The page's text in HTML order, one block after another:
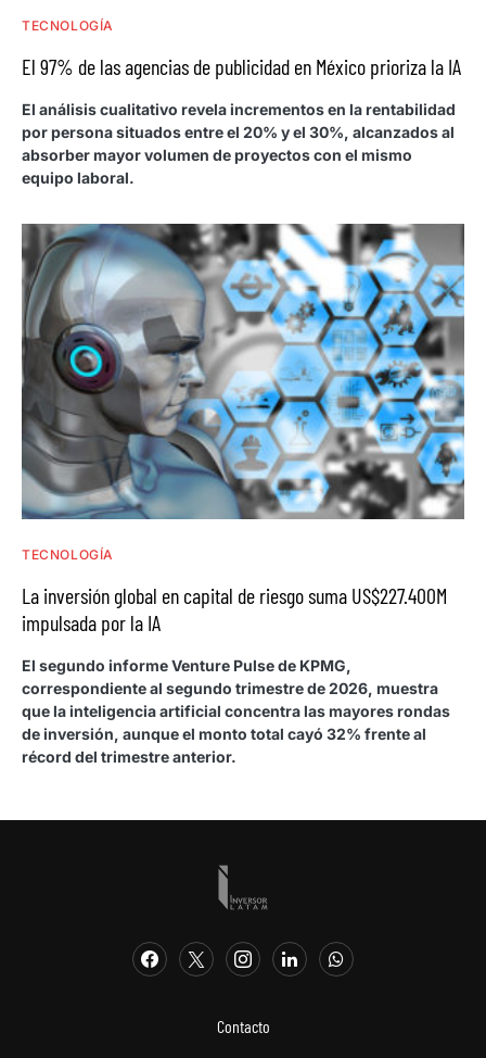
TECNOLOGÍA
El 97% de las agencias de publicidad en México prioriza la IA
El análisis cualitativo revela incrementos en la rentabilidad
por persona situados entre el 20% y el 30%, alcanzados al
absorber mayor volumen de proyectos con el mismo
equipo laboral.
TECNOLOGÍA
La inversión global en capital de riesgo suma US$227.400M
impulsada por la IA
El segundo informe Venture Pulse de KPMG,
correspondiente al segundo trimestre de 2026, muestra
que la inteligencia artificial concentra las mayores rondas
de inversión, aunque el monto total cayó 32% frente al
récord del trimestre anterior.
Contacto